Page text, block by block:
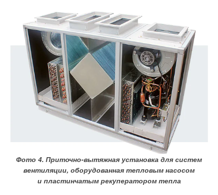
Фото 4. Приточно-вытяжная установка для систем
вентиляции, оборудованная тепловым насосом
и пластинчатым рекуператором тепла